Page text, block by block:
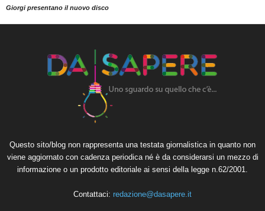
Giorgi presentano il nuovo disco
Questo sito/blog non rappresenta una testata giornalistica in quanto non
viene aggiornato con cadenza periodica né è da considerarsi un mezzo di
informazione o un prodotto editoriale ai sensi della legge n.62/2001.
Contattaci: redazione@dasapere.it